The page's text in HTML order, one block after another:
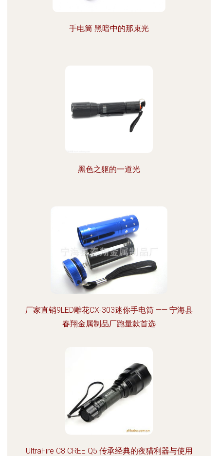
手电筒 黑暗中的那束光
黑色之躯的一道光
厂家直销9LED雕花CX-303迷你手电筒 —— 宁海县
春翔金属制品厂跑量款首选
UltraFire C8 CREE Q5 传承经典的夜猎利器与使用